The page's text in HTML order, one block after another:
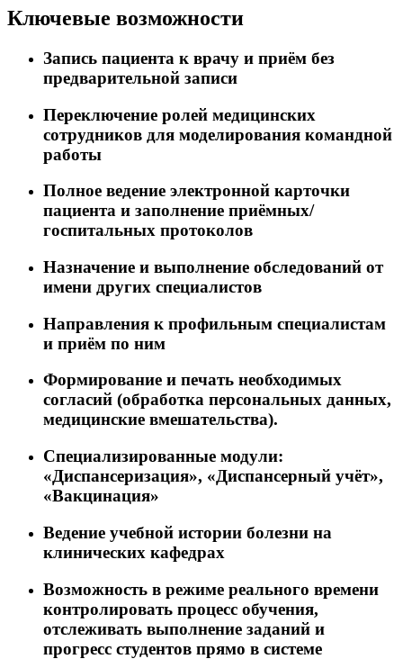
Ключевые возможности
Запись пациента к врачу и приём без
предварительной записи
Переключение ролей медицинских
сотрудников для моделирования командной
работы
Полное ведение электронной карточки
пациента и заполнение приёмных/
госпитальных протоколов
Назначение и выполнение обследований от
имени других специалистов
Направления к профильным специалистам
и приём по ним
Формирование и печать необходимых
согласий (обработка персональных данных,
медицинские вмешательства).
Специализированные модули:
«Диспансеризация», «Диспансерный учёт»,
«Вакцинация»
Ведение учебной истории болезни на
клинических кафедрах
Возможность в режиме реального времени
контролировать процесс обучения,
отслеживать выполнение заданий и
прогресс студентов прямо в системе